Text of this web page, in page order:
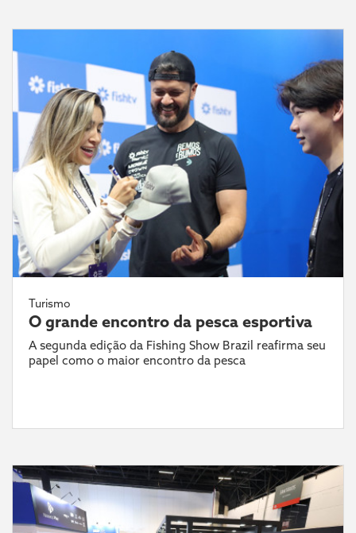
Turismo
O grande encontro da pesca esportiva
A segunda edição da Fishing Show Brazil reafirma seu
papel como o maior encontro da pesca